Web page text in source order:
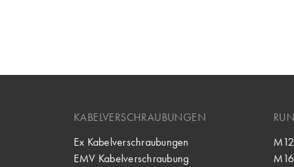
KABELVERSCHRAUBUNGEN
Ex Kabelverschraubungen
EMV Kabelverschraubung
M16